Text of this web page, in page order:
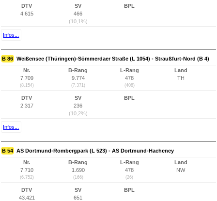
DTV
4.615
SV
466
(10,1%)
BPL
Infos...
B 86 Weißensee (Thüringen)-Sömmerdaer Straße (L 1054) - Straußfurt-Nord (B 4)
Nr.
7.709
(8.154)
B-Rang
9.774
(7.371)
L-Rang
478
(408)
Land
TH
DTV
2.317
SV
236
(10,2%)
BPL
Infos...
B 54 AS Dortmund-Rombergpark (L 523) - AS Dortmund-Hacheney
Nr.
7.710
(6.752)
B-Rang
1.690
(166)
L-Rang
478
(26)
Land
NW
DTV
43.421
SV
651
BPL